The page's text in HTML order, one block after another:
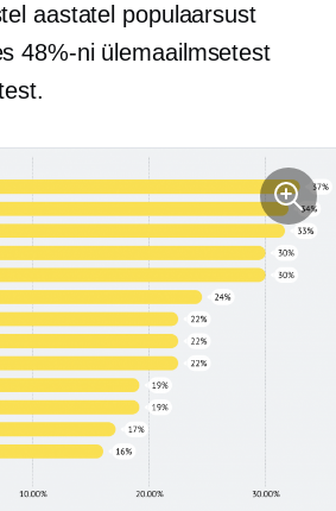
aastatel populaarsust
48%-ni ülemaailmsetest